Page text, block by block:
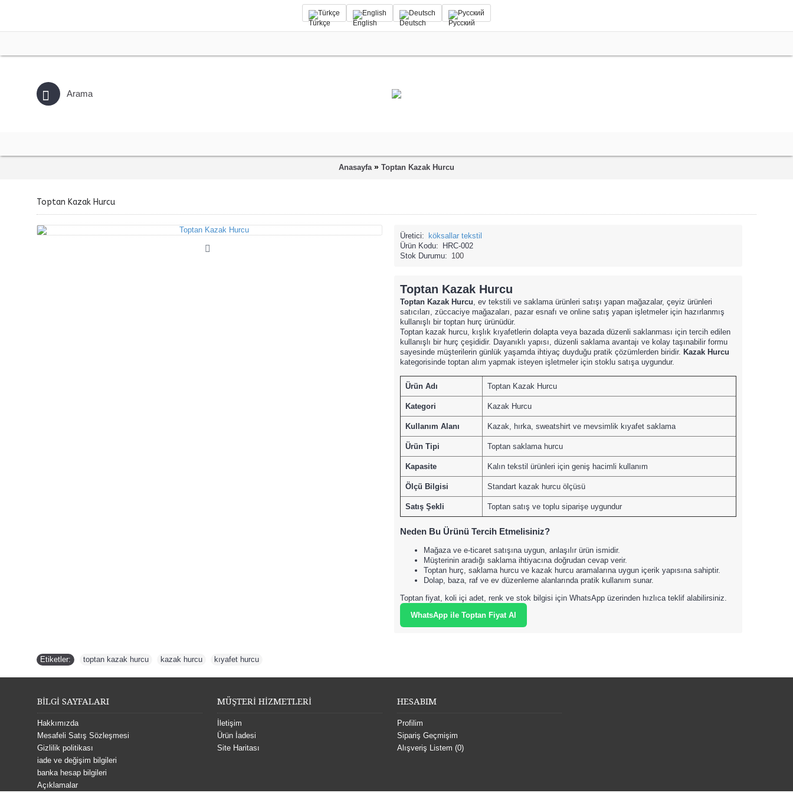
Türkçe English Deutsch Русский
Anasayfa » Toptan Kazak Hurcu
Toptan Kazak Hurcu
Üretici: köksallar tekstil
Ürün Kodu: HRC-002
Stok Durumu: 100
Toptan Kazak Hurcu
Toptan Kazak Hurcu , ev tekstili ve saklama ürünleri satışı yapan mağazalar, çeyiz ürünleri
satıcıları, züccaciye mağazaları, pazar esnafı ve online satış yapan işletmeler için hazırlanmış
kullanışlı bir toptan hurç ürünüdür.
Toptan kazak hurcu, kışlık kıyafetlerin dolapta veya bazada düzenli saklanması için tercih edilen
kullanışlı bir hurç çeşididir. Dayanıklı yapısı, düzenli saklama avantajı ve kolay taşınabilir formu
sayesinde müşterilerin günlük yaşamda ihtiyaç duyduğu pratik çözümlerden biridir. Kazak Hurcu
kategorisinde toptan alım yapmak isteyen işletmeler için stoklu satışa uygundur.
Ürün Adı Toptan Kazak Hurcu
Kategori Kazak Hurcu
Kullanım Alanı Kazak, hırka, sweatshirt ve mevsimlik kıyafet saklama
Ürün Tipi Toptan saklama hurcu
Kapasite Kalın tekstil ürünleri için geniş hacimli kullanım
Ölçü Bilgisi Standart kazak hurcu ölçüsü
Satış Şekli Toptan satış ve toplu siparişe uygundur
Neden Bu Ürünü Tercih Etmelisiniz?
Mağaza ve e-ticaret satışına uygun, anlaşılır ürün ismidir.
Müşterinin aradığı saklama ihtiyacına doğrudan cevap verir.
Toptan hurç, saklama hurcu ve kazak hurcu aramalarına uygun içerik yapısına sahiptir.
Dolap, baza, raf ve ev düzenleme alanlarında pratik kullanım sunar.
Toptan fiyat, koli içi adet, renk ve stok bilgisi için WhatsApp üzerinden hızlıca teklif alabilirsiniz.
WhatsApp ile Toptan Fiyat Al
Etiketler: toptan kazak hurcu kazak hurcu kıyafet hurcu
BİLGİ SAYFALARI
Hakkımızda
Mesafeli Satış Sözleşmesi
Gizlilik politikası
iade ve değişim bilgileri
banka hesap bilgileri
Açıklamalar
MÜŞTERİ HİZMETLERİ
İletişim
Ürün İadesi
Site Haritası
HESABIM
Profilim
Sipariş Geçmişim
Alışveriş Listem (0)